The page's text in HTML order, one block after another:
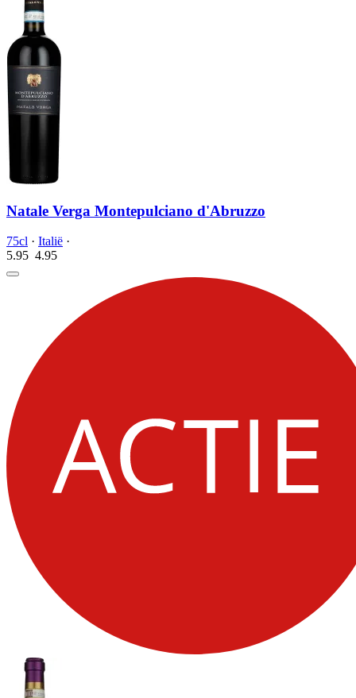
Natale Verga Montepulciano d'Abruzzo
75cl · Italië ·
5.95 4.95